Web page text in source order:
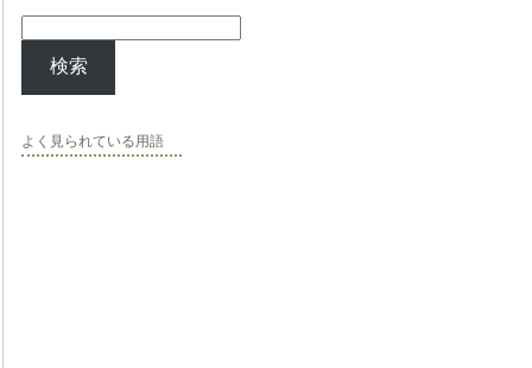
検索
よく見られている用語